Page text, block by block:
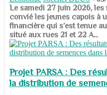
Le samedi 27 juin 2026,
convié les jeunes capois à
financière qui s’est tenue
situé aux rues 21 et 22 A...
Projet PARSA : Des
la distribution de